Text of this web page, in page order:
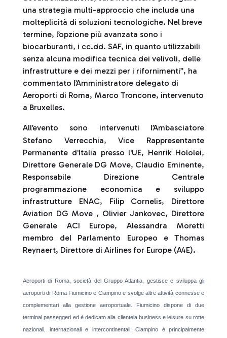
una strategia multi-approccio che includa una
molteplicità di soluzioni tecnologiche. Nel breve
termine, l’opzione più avanzata sono i
biocarburanti, i cc.dd. SAF, in quanto utilizzabili
senza alcuna modifica tecnica dei velivoli, delle
infrastrutture e dei mezzi per i rifornimenti”, ha
commentato l’Amministratore delegato di
Aeroporti di Roma, Marco Troncone, intervenuto
a Bruxelles.
All’evento sono intervenuti l’Ambasciatore
Stefano Verrecchia, Vice Rappresentante
Permanente d'Italia presso l'UE, Henrik Hololei,
Direttore Generale DG Move, Claudio Eminente,
Responsabile Direzione Centrale
programmazione economica e sviluppo
infrastrutture ENAC, Filip Cornelis, Direttore
Aviation DG Move , Olivier Jankovec, Direttore
Generale ACI Europe, Alessandra Moretti
membro del Parlamento Europeo e Thomas
Reynaert, Direttore di Airlines for Europe (A4E).
Aeroporti di Roma, società del Gruppo Atlantia, gestisce e sviluppa gli
aeroporti di Roma Fiumicino e Ciampino e svolge altre attività connesse e
complementari alla gestione aeroportuale. Fiumicino dispone di due
terminal passeggeri ed è dedicato alla clientela business e leisure su rotte
nazionali, internazionali e intercontinentali; Ciampino è principalmente